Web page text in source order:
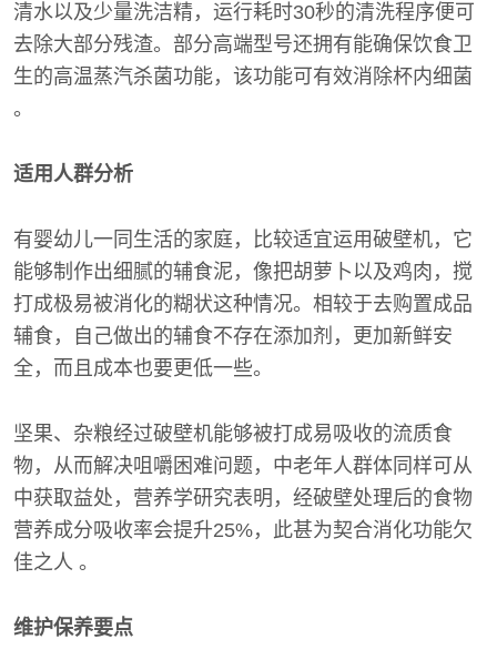
清水以及少量洗洁精，运行耗时30秒的清洗程序便可
去除大部分残渣。部分高端型号还拥有能确保饮食卫
生的高温蒸汽杀菌功能，该功能可有效消除杯内细菌
。
适用人群分析
有婴幼儿一同生活的家庭，比较适宜运用破壁机，它
能够制作出细腻的辅食泥，像把胡萝卜以及鸡肉，搅
打成极易被消化的糊状这种情况。相较于去购置成品
辅食，自己做出的辅食不存在添加剂，更加新鲜安
全，而且成本也要更低一些。
坚果、杂粮经过破壁机能够被打成易吸收的流质食
物，从而解决咀嚼困难问题，中老年人群体同样可从
中获取益处，营养学研究表明，经破壁处理后的食物
营养成分吸收率会提升25%，此甚为契合消化功能欠
佳之人 。
维护保养要点